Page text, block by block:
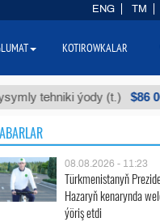
ýody (t.) $86 000
08.08.2026 - 11:23
Türkmenistanyň
Hazaryň kenarynda
ýöriş etdi
ENG TM
KOTIROWKALAR